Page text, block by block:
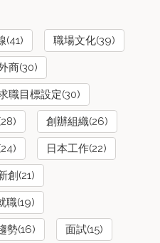
(41) 職場文化(39)
商(30)
職目標設定(30)
創辦組織(26)
日本工作(22)
創(21)
職(19)
勢(16) 面試(15)